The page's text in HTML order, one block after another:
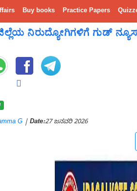
Buy books Practice Papers
ನಿರುದ್ಯೋಗಿಗಳಿಗೆ ಗುಡ್ ನ್ಯೂಸ್:
G | Date:27 ಜನವರಿ 2026